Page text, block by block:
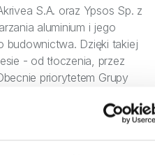
S.A. oraz Ypsos Sp. z
aluminium i jego
Dzięki takiej
- od tłoczenia, przez
priorytetem Grupy
klientocentryzm oraz
Obecna wizja Yawal
szacunku do 33 lat